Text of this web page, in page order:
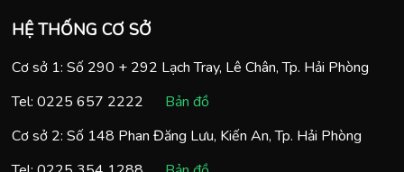
HỆ THỐNG CƠ SỞ
Cơ sở 1: Số 290 + 292 Lạch Tray, Lê Chân, Tp. Hải Phòng
Tel: 0225 657 2222
Bản đồ
Cơ sở 2: Số 148 Phan Đăng Lưu, Kiến An, Tp. Hải Phòng